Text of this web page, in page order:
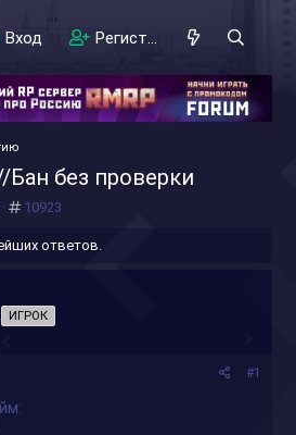
Вход Регистрация
без проверки
#10923
ответов.
ИГРОК
#1